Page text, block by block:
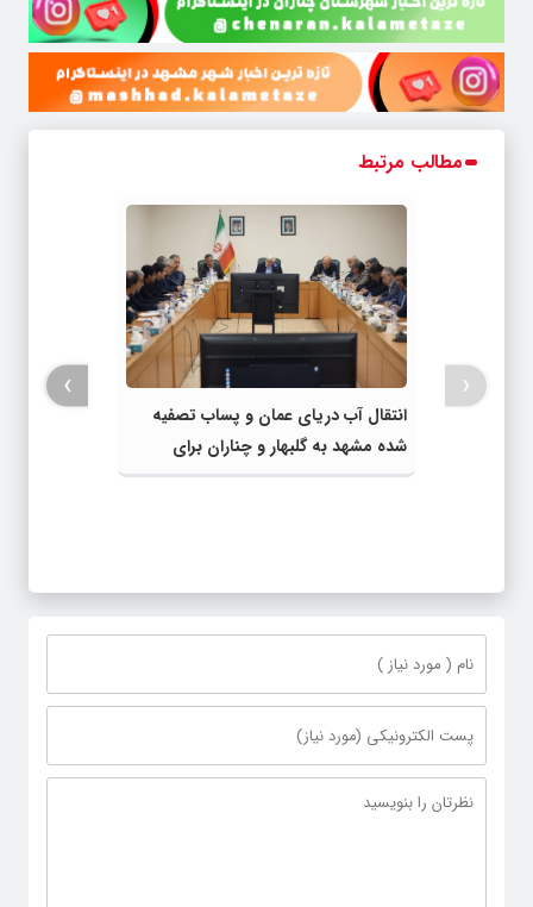
مطالب مرتبط
انتقال آب دریای عمان و پساب تصفیه
شده مشهد به گلبهار و چناران برای
مصارف صنعتی و کشاورزی | لزوم تسریع
‹
›